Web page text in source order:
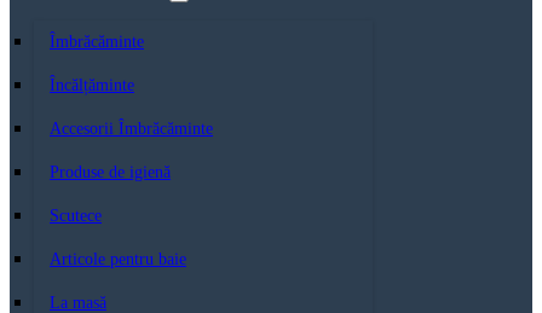
Îmbrăcăminte
Încălțăminte
Accesorii Îmbrăcăminte
Produse de igienă
Scutece
Articole pentru baie
La masă